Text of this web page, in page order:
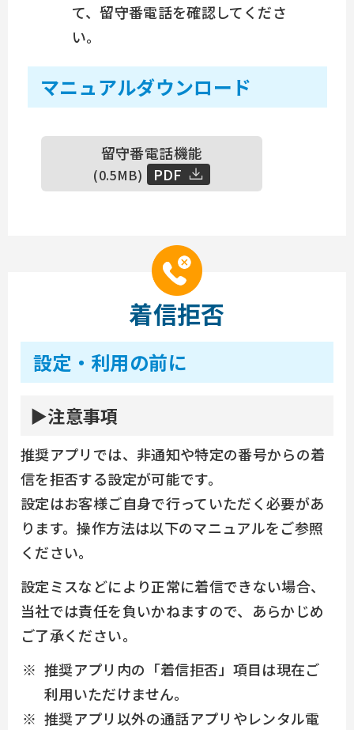
て、留守番電話を確認してくださ
い。
マニュアルダウンロード
留守番電話機能
(0.5MB) PDF
着信拒否
設定・利用の前に
注意事項
推奨アプリでは、非通知や特定の番号からの着
信を拒否する設定が可能です。
設定はお客様ご自身で行っていただく必要があ
ります。操作方法は以下のマニュアルをご参照
ください。
設定ミスなどにより正常に着信できない場合、
当社では責任を負いかねますので、あらかじめ
ご了承ください。
推奨アプリ内の「着信拒否」項目は現在ご
利用いただけません。
推奨アプリ以外の通話アプリやレンタル電